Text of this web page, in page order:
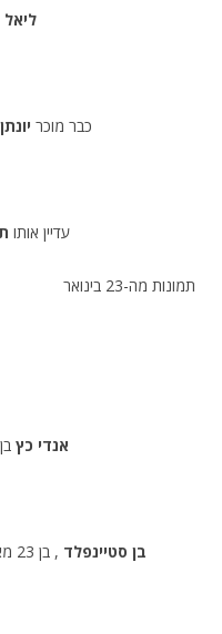
כבר מוכר
עדיין אותו
תמונות מה-23 בינואר
אנדי כץ בן
בן סטיינפלד , בן 23 מ